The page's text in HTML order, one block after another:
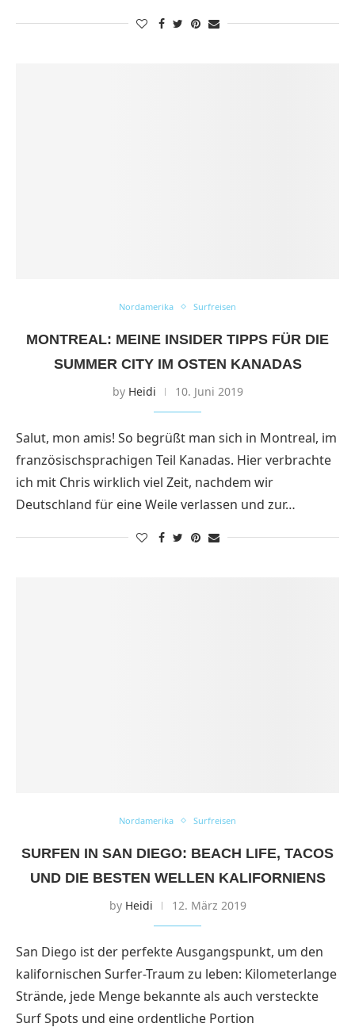
Nordamerika Surfreisen
MONTREAL: MEINE INSIDER TIPPS FÜR DIE
SUMMER CITY IM OSTEN KANADAS
by Heidi 10. Juni 2019
Salut, mon amis! So begrüßt man sich in Montreal, im
französischsprachigen Teil Kanadas. Hier verbrachte
ich mit Chris wirklich viel Zeit, nachdem wir
Deutschland für eine Weile verlassen und zur…
Nordamerika Surfreisen
SURFEN IN SAN DIEGO: BEACH LIFE, TACOS
UND DIE BESTEN WELLEN KALIFORNIENS
by Heidi 12. März 2019
San Diego ist der perfekte Ausgangspunkt, um den
kalifornischen Surfer-Traum zu leben: Kilometerlange
Strände, jede Menge bekannte als auch versteckte
Surf Spots und eine ordentliche Portion